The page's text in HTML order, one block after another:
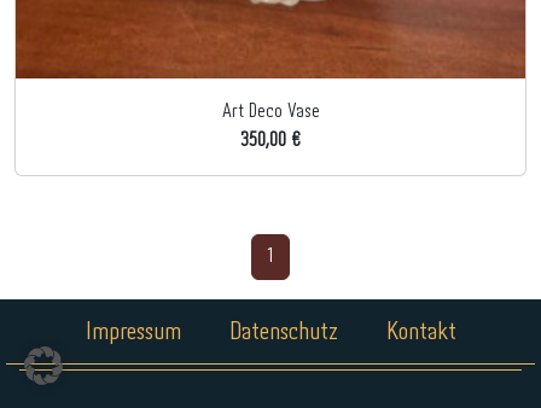
Art Deco Vase
350,00 €
Impressum Datenschutz Kontakt